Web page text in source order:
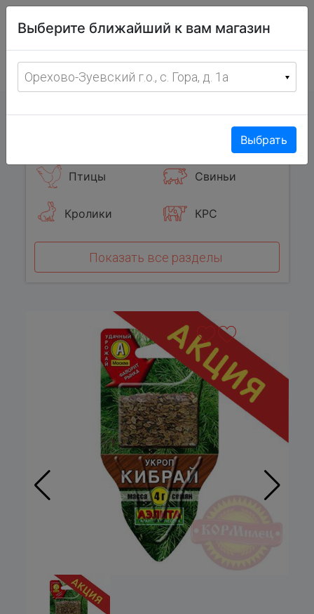
фермерских
товаров
с 8:00 до 19:00 ежедневно
Птицы Свиньи
Кролики КРС
Показать все разделы
Выберите ближайший к вам магазин
Орехово-Зуевский г.о., с. Гора, д. 1а
Выбрать